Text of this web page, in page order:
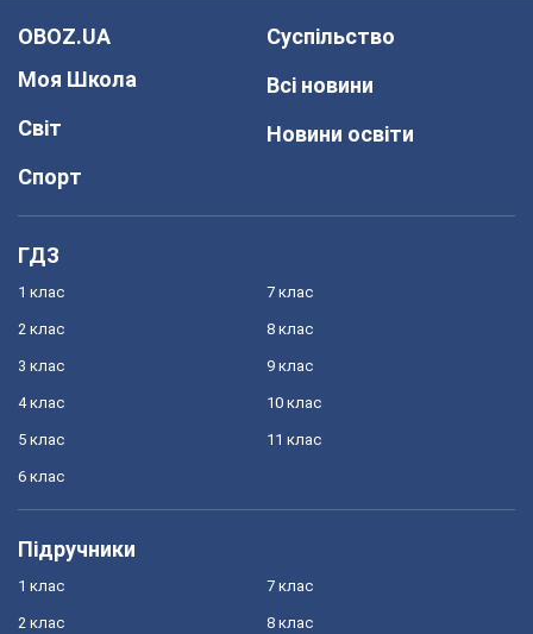
OBOZ.UA
Моя Школа
Світ
Спорт
Суспільство
Всі новини
Новини освіти
ГДЗ
1 клас
2 клас
3 клас
4 клас
5 клас
6 клас
7 клас
8 клас
9 клас
10 клас
11 клас
Підручники
1 клас
2 клас
7 клас
8 клас